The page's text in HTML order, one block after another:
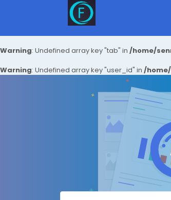
Warning: Undefined array key "tab" in /home/
Warning: Undefined array key "user_id" in /